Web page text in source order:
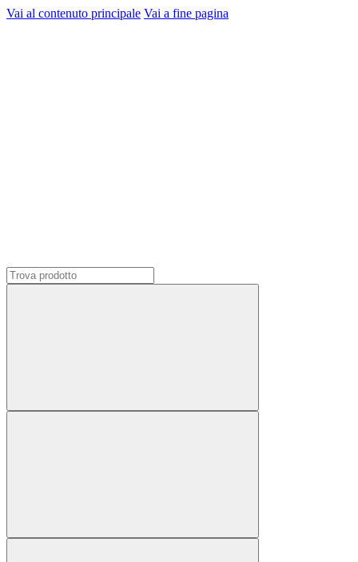
Vai al contenuto principale Vai a fine pagina